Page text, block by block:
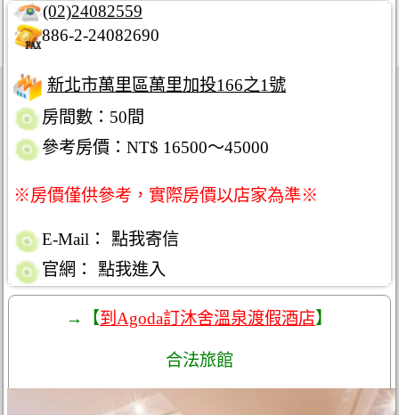
(02)24082559
886-2-24082690
新北市萬里區萬里加投166之1號
房間數：50間
參考房價：NT$ 16500～45000
※房價僅供參考，實際房價以店家為準※
E-Mail：
點我寄信
官網：
點我進入
→【到Agoda訂沐舍溫泉渡假酒店】
合法旅館